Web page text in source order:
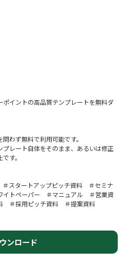
イントの高品質テンプレートを無料ダ
わず無料で利用可能です。
プレート自体をそのまま、あるいは修正
す。
スタートアップピッチ資料 ＃セミナ
トペーパー ＃マニュアル ＃営業資
＃採用ピッチ資料 ＃提案資料
ンロード